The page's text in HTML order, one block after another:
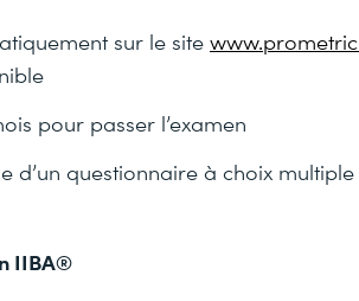
sur le site
pour passer l’examen
d’un questionnaire à choix multiple
IIBA®